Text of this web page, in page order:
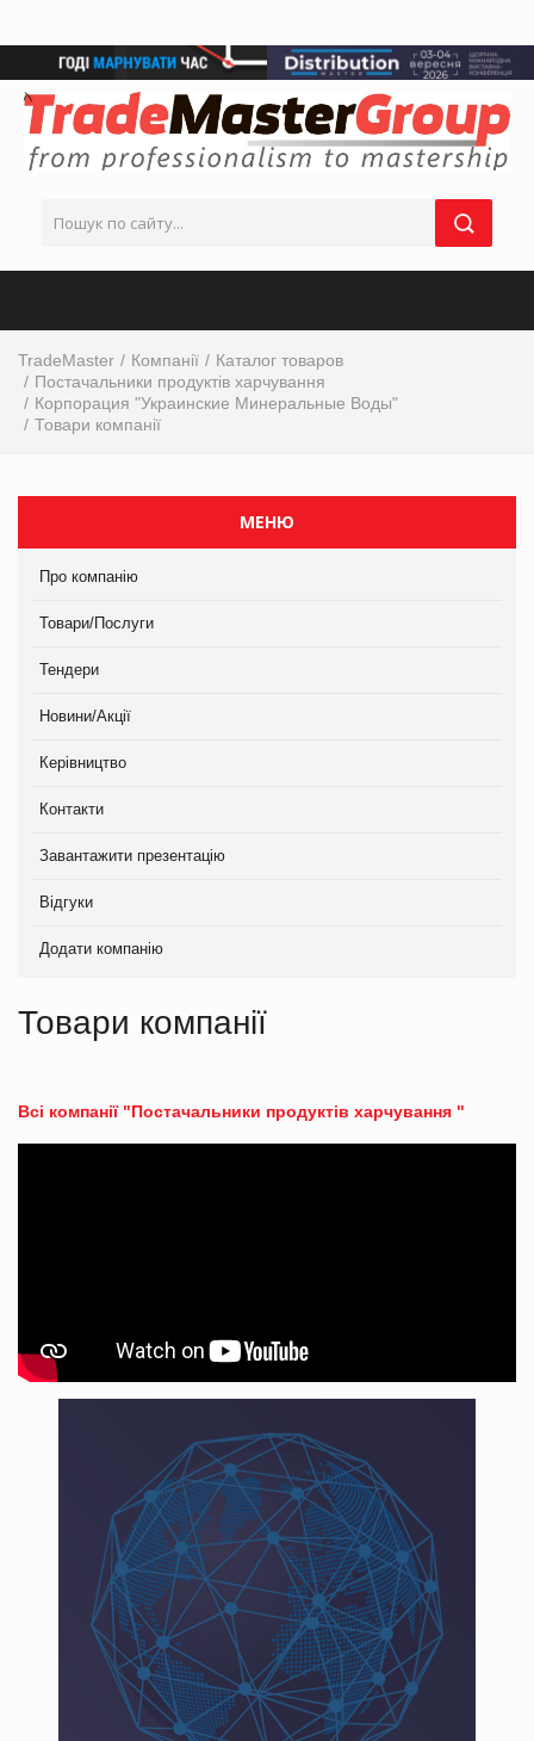
TradeMaster Компанії
Каталог товаров
Постачальники продуктів харчування
Корпорация "Украинские Минеральные Воды"
Товари компанії
МЕНЮ
Про компанію
Товари/Послуги
Тендери
Новини/Акції
Керівництво
Контакти
Завантажити презентацію
Відгуки
Додати компанію
Товари компанії
Всі компанії "Постачальники продуктів харчування "